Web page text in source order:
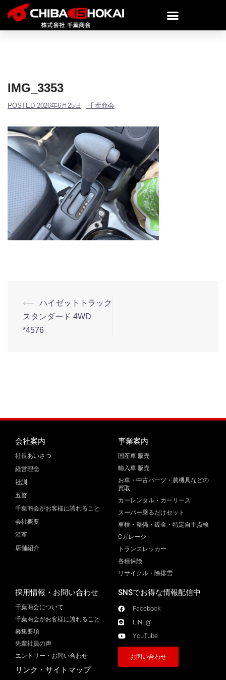
IMG_3353
POSTED 2026年6月25日 千葉商会
⟵
ハイゼットトラック
スタンダード 4WD
*4576
会社案内
社長あいさつ
経営理念
社訓
五誓
千葉商会がお客様に誇れること
会社概要
沿革
店舗紹介
事業案内
国産車 販売
輸入車 販売
お車・中古パーツ・農機具などの
買取
カーレンタル・カーリース
スーパー乗るだけセット
車検・整備・鈑金・特定自主点検
Cガレージ
トランスレッカー
各種保険
リサイクル・除排雪
採用情報・お問い合わせ
千葉商会について
千葉商会がお客様に誇れること​
募集要項
先輩社員の声
エントリー・お問い合わせ
リンク・サイトマップ
SNSでお得な情報配信中
Facebook
LINE@
YouTube
お問い合わせ